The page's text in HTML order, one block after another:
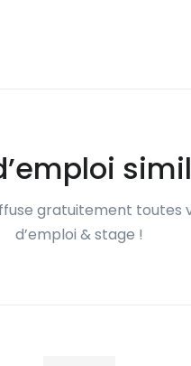
gratuitement toutes
d’emploi & stage !